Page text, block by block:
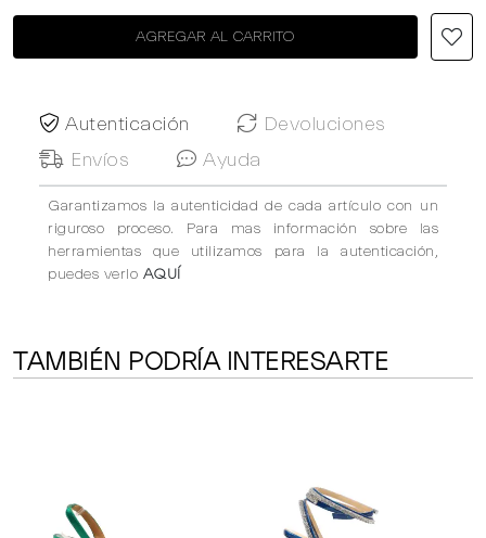
AGREGAR AL CARRITO
Autenticación
Devoluciones
Envíos
Ayuda
Garantizamos la autenticidad de cada artículo con un
riguroso proceso. Para mas información sobre las
herramientas que utilizamos para la autenticación,
puedes verlo AQUÍ
TAMBIÉN PODRÍA INTERESARTE